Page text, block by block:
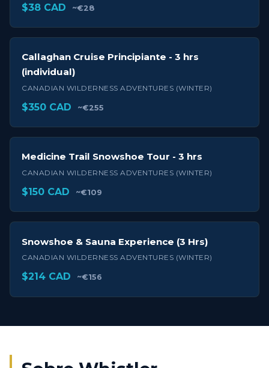
$38 CAD ~€28
Callaghan Cruise Principiante - 3 hrs
(individual)
CANADIAN WILDERNESS ADVENTURES (WINTER)
$350 CAD ~€255
Medicine Trail Snowshoe Tour - 3 hrs
CANADIAN WILDERNESS ADVENTURES (WINTER)
$150 CAD ~€109
Snowshoe & Sauna Experience (3 Hrs)
CANADIAN WILDERNESS ADVENTURES (WINTER)
$214 CAD ~€156